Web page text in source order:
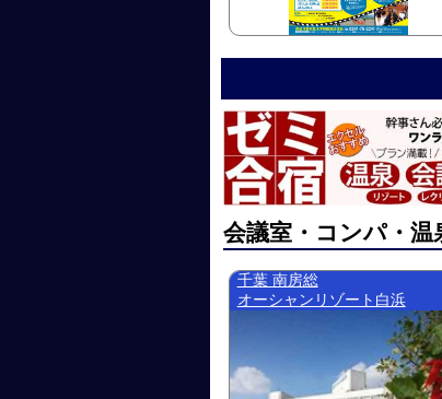
会議室・コンパ・
千葉 南房総
オーシャンリゾート白浜